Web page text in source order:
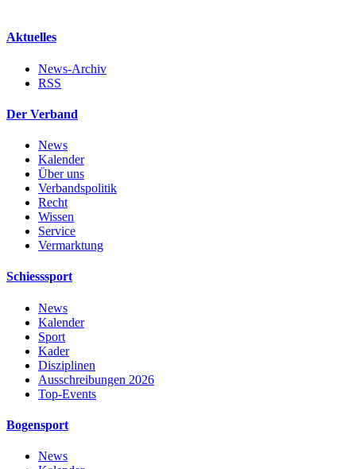
Aktuelles
News-Archiv
RSS
Der Verband
News
Kalender
Über uns
Verbandspolitik
Recht
Wissen
Service
Vermarktung
Schiesssport
News
Kalender
Sport
Kader
Disziplinen
Ausschreibungen 2026
Top-Events
Bogensport
News